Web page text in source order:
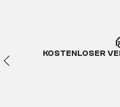
Zuhause benötigst
KOSTENLOSER